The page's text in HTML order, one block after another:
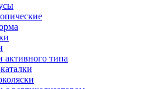
активного типа